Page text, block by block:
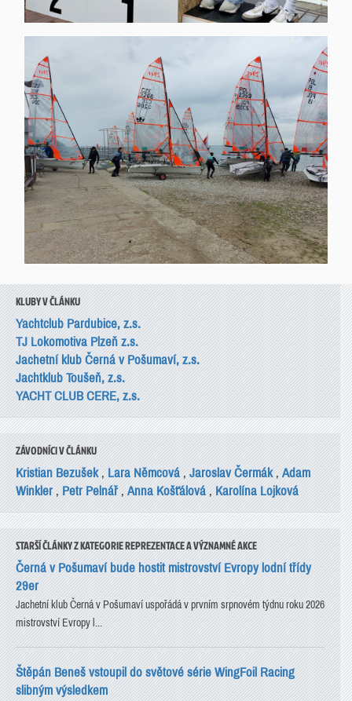
KLUBY V ČLÁNKU
Yachtclub Pardubice, z.s.
TJ Lokomotiva Plzeň z.s.
Jachetní klub Černá v Pošumaví, z.s.
Jachtklub Toušeň, z.s.
YACHT CLUB CERE, z.s.
ZÁVODNÍCI V ČLÁNKU
Kristian Bezušek,Lara Němcová, Jaroslav Čermák,Adam
Winkler,Petr Pelnář,Anna Košťálová,Karolína Lojková
STARŠÍ ČLÁNKY Z KATEGORIE REPREZENTACE A VÝZNAMNÉ AKCE
Černá v Pošumaví bude hostit mistrovství Evropy lodní třídy
29er
Jachetní klub Černá v Pošumaví uspořádá v prvním srpnovém týdnu roku 2026
mistrovství Evropy l...
Štěpán Beneš vstoupil do světové série WingFoil Racing
slibným výsledkem